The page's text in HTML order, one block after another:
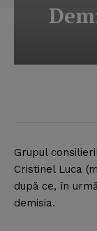
Grupul
Cristinel Luca
după ce, în
demisia.